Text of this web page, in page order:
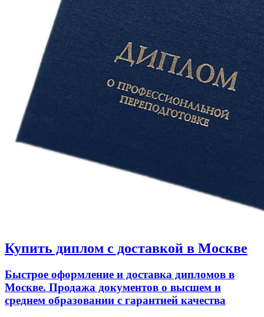
Купить диплом с доставкой в Москве
Быстрое оформление и доставка дипломов в
Москве. Продажа документов о высшем и
среднем образовании с гарантией качества